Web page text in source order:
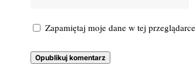
Zapamiętaj moje dane w tej